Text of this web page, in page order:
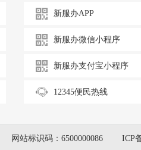
新服办APP
新服办微信小程序
新服办支付宝小程序
12345便民热线
网站标识码：6500000086 ICP